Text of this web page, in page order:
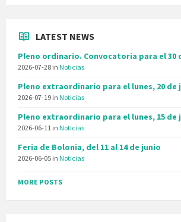
LATEST NEWS
Pleno ordinario. Convocatoria para el 30
2026-07-28 in Noticias
Pleno extraordinario para el lunes, 20 de
2026-07-19 in Noticias
Pleno extraordinario para el lunes, 15 de
2026-06-11 in Noticias
Feria de Bolonia, del 11 al 14 de junio
2026-06-05 in Noticias
MORE POSTS